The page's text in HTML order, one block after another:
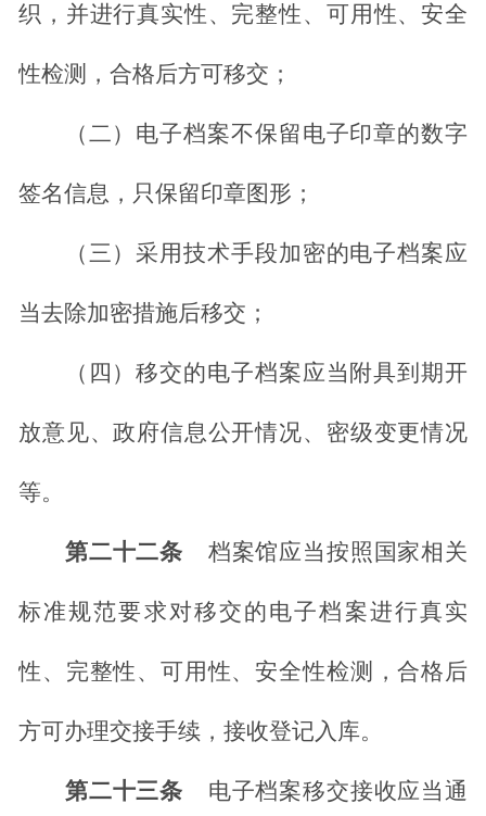
织，并进行真实性、完整性、可用性、安全
性检测，合格后方可移交；
（二）电子档案不保留电子印章的数字
签名信息，只保留印章图形；
（三）采用技术手段加密的电子档案应
当去除加密措施后移交；
（四）移交的电子档案应当附具到期开
放意见、政府信息公开情况、密级变更情况
等。
第二十二条 档案馆应当按照国家相关
标准规范要求对移交的电子档案进行真实
性、完整性、可用性、安全性检测，合格后
方可办理交接手续，接收登记入库。
第二十三条 电子档案移交接收应当通